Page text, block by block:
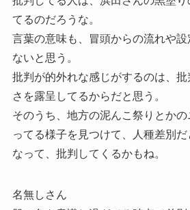
てるのだろうな。
言葉の意味も、冒頭からの流れや
ないと思う。
批判が的外れな感じがするのは、
さを露呈してるからだと思う。
そのうち、地方の泥んこ祭りとか
ってる様子を見つけて、人種差別だ
なって、批判してくるかもね。
名無しさん